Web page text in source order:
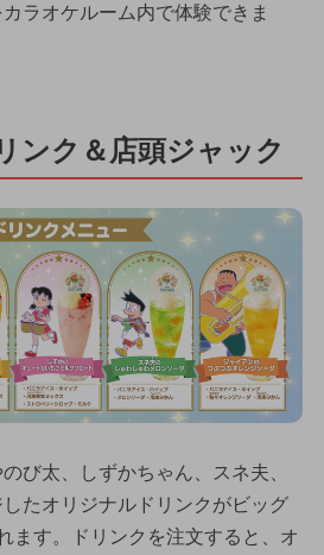
ラオケルーム内で体験できま
ンク＆店頭ジャック
び太、しずかちゃん、スネ夫、
たオリジナルドリンクがビッグ
ます。ドリンクを注文すると、オ